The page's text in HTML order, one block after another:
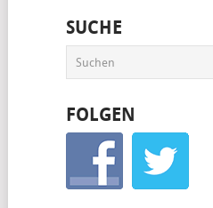
SUCHE
FOLGEN